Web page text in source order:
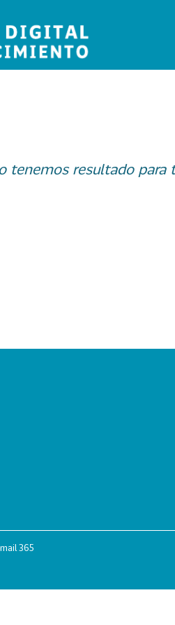
tenemos resultado para
365